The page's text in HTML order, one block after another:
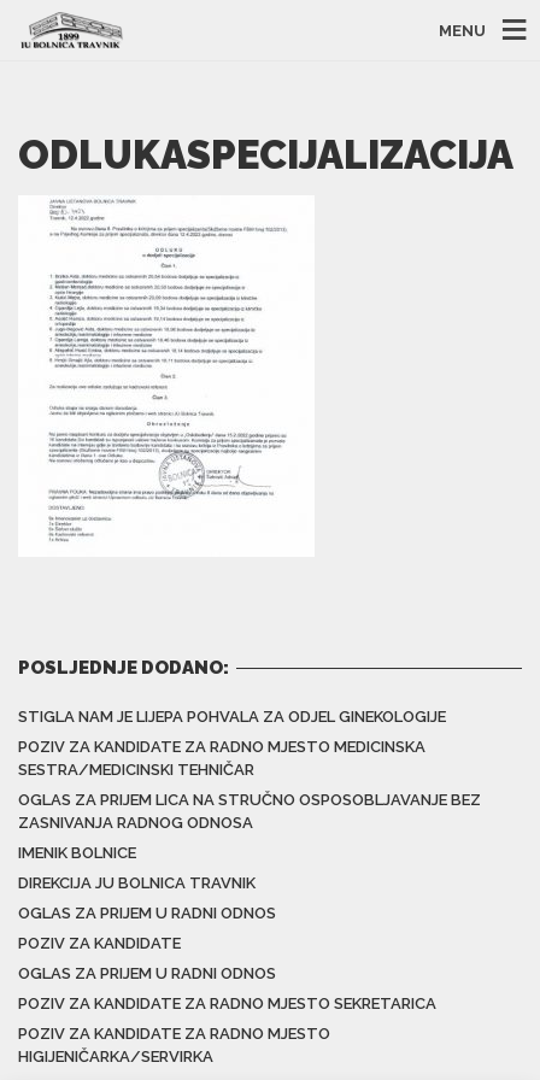
MENU
ODLUKASPECIJALIZACIJA
POSLJEDNJE DODANO:
STIGLA NAM JE LIJEPA POHVALA ZA ODJEL GINEKOLOGIJE
POZIV ZA KANDIDATE ZA RADNO MJESTO MEDICINSKA
SESTRA/MEDICINSKI TEHNIČAR
OGLAS ZA PRIJEM LICA NA STRUČNO OSPOSOBLJAVANJE BEZ
ZASNIVANJA RADNOG ODNOSA
IMENIK BOLNICE
DIREKCIJA JU BOLNICA TRAVNIK
OGLAS ZA PRIJEM U RADNI ODNOS
POZIV ZA KANDIDATE
OGLAS ZA PRIJEM U RADNI ODNOS
POZIV ZA KANDIDATE ZA RADNO MJESTO SEKRETARICA
POZIV ZA KANDIDATE ZA RADNO MJESTO
HIGIJENIČARKA/SERVIRKA